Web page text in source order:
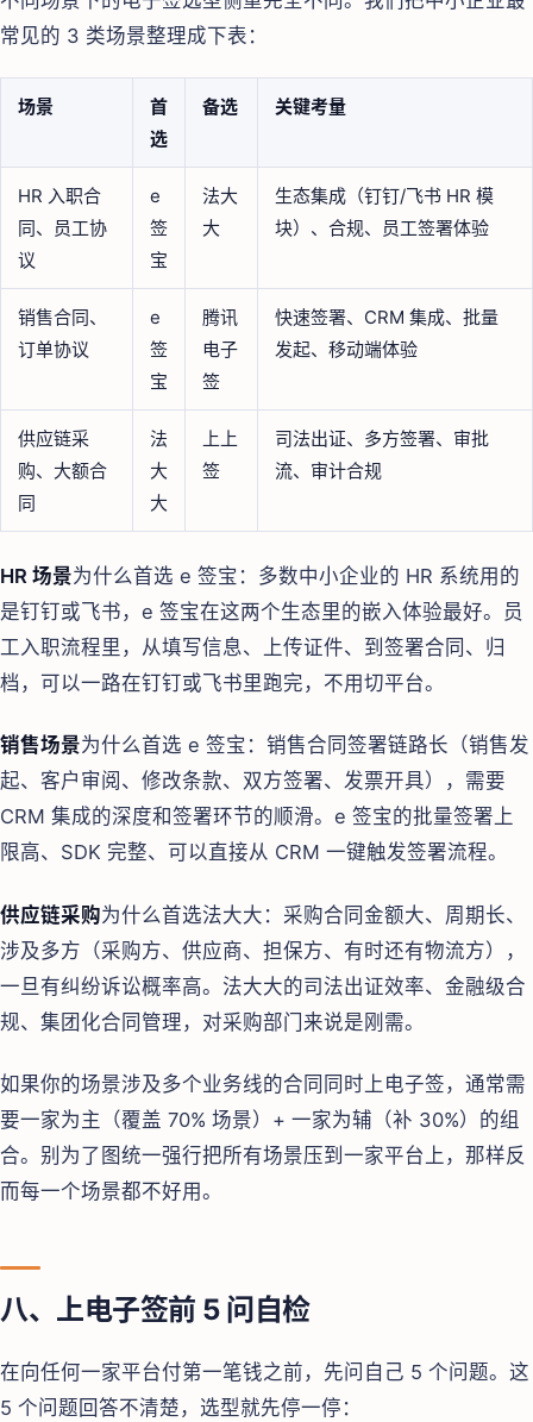
常见的 3 类场景整理成下表：
场景
首
选
备选 关键考量
HR 入职合
同、员工协
议
e
签
宝
法大
大
生态集成（钉钉/飞书 HR 模
块）、合规、员工签署体验
销售合同、
订单协议
e
签
宝
腾讯
电子
签
快速签署、CRM 集成、批量
发起、移动端体验
供应链采
购、大额合
同
法
大
大
上上
签
司法出证、多方签署、审批
流、审计合规
HR 场景为什么首选 e 签宝：多数中小企业的 HR 系统用的
是钉钉或飞书，e 签宝在这两个生态里的嵌入体验最好。员
工入职流程里，从填写信息、上传证件、到签署合同、归
档，可以一路在钉钉或飞书里跑完，不用切平台。
销售场景为什么首选 e 签宝：销售合同签署链路长（销售发
起、客户审阅、修改条款、双方签署、发票开具），需要
CRM 集成的深度和签署环节的顺滑。e 签宝的批量签署上
限高、SDK 完整、可以直接从 CRM 一键触发签署流程。
供应链采购为什么首选法大大：采购合同金额大、周期长、
涉及多方（采购方、供应商、担保方、有时还有物流方），
一旦有纠纷诉讼概率高。法大大的司法出证效率、金融级合
规、集团化合同管理，对采购部门来说是刚需。
如果你的场景涉及多个业务线的合同同时上电子签，通常需
要一家为主（覆盖 70% 场景）+ 一家为辅（补 30%）的组
合。别为了图统一强行把所有场景压到一家平台上，那样反
而每一个场景都不好用。
八、上电子签前 5 问自检
在向任何一家平台付第一笔钱之前，先问自己 5 个问题。这
5 个问题回答不清楚，选型就先停一停：